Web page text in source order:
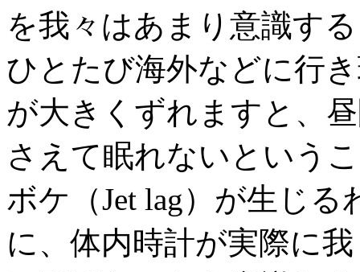
を我々はあまり意識す
ひとたび海外などに行
が大きくずれますと、
さえて眠れないという
ボケ（Jet lag）が生じ
に、体内時計が実際に